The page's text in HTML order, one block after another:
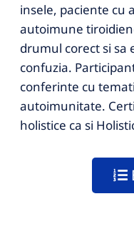
insele, paciente cu
autoimune
drumul corect si sa
confuzia.
conferinte cu
autoimunitate.
holistice ca si